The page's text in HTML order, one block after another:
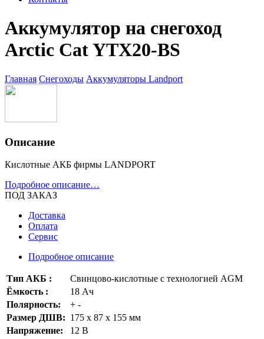
Аккумулятор на снегоход
Arctic Cat YTX20-BS
Главная Снегоходы Аккумуляторы Landport
Описание
Кислотные АКБ фирмы LANDPORT
Подробное описание…
ПОД ЗАКАЗ
Доставка
Оплата
Сервис
Подробное описание
Тип АКБ :
Свинцово-кислотные с технологией AGM
Ёмкость :
18 Ач
Полярность:
+ -
Размер ДШВ: 175 х 87 х 155 мм
Напряжение:
12 В